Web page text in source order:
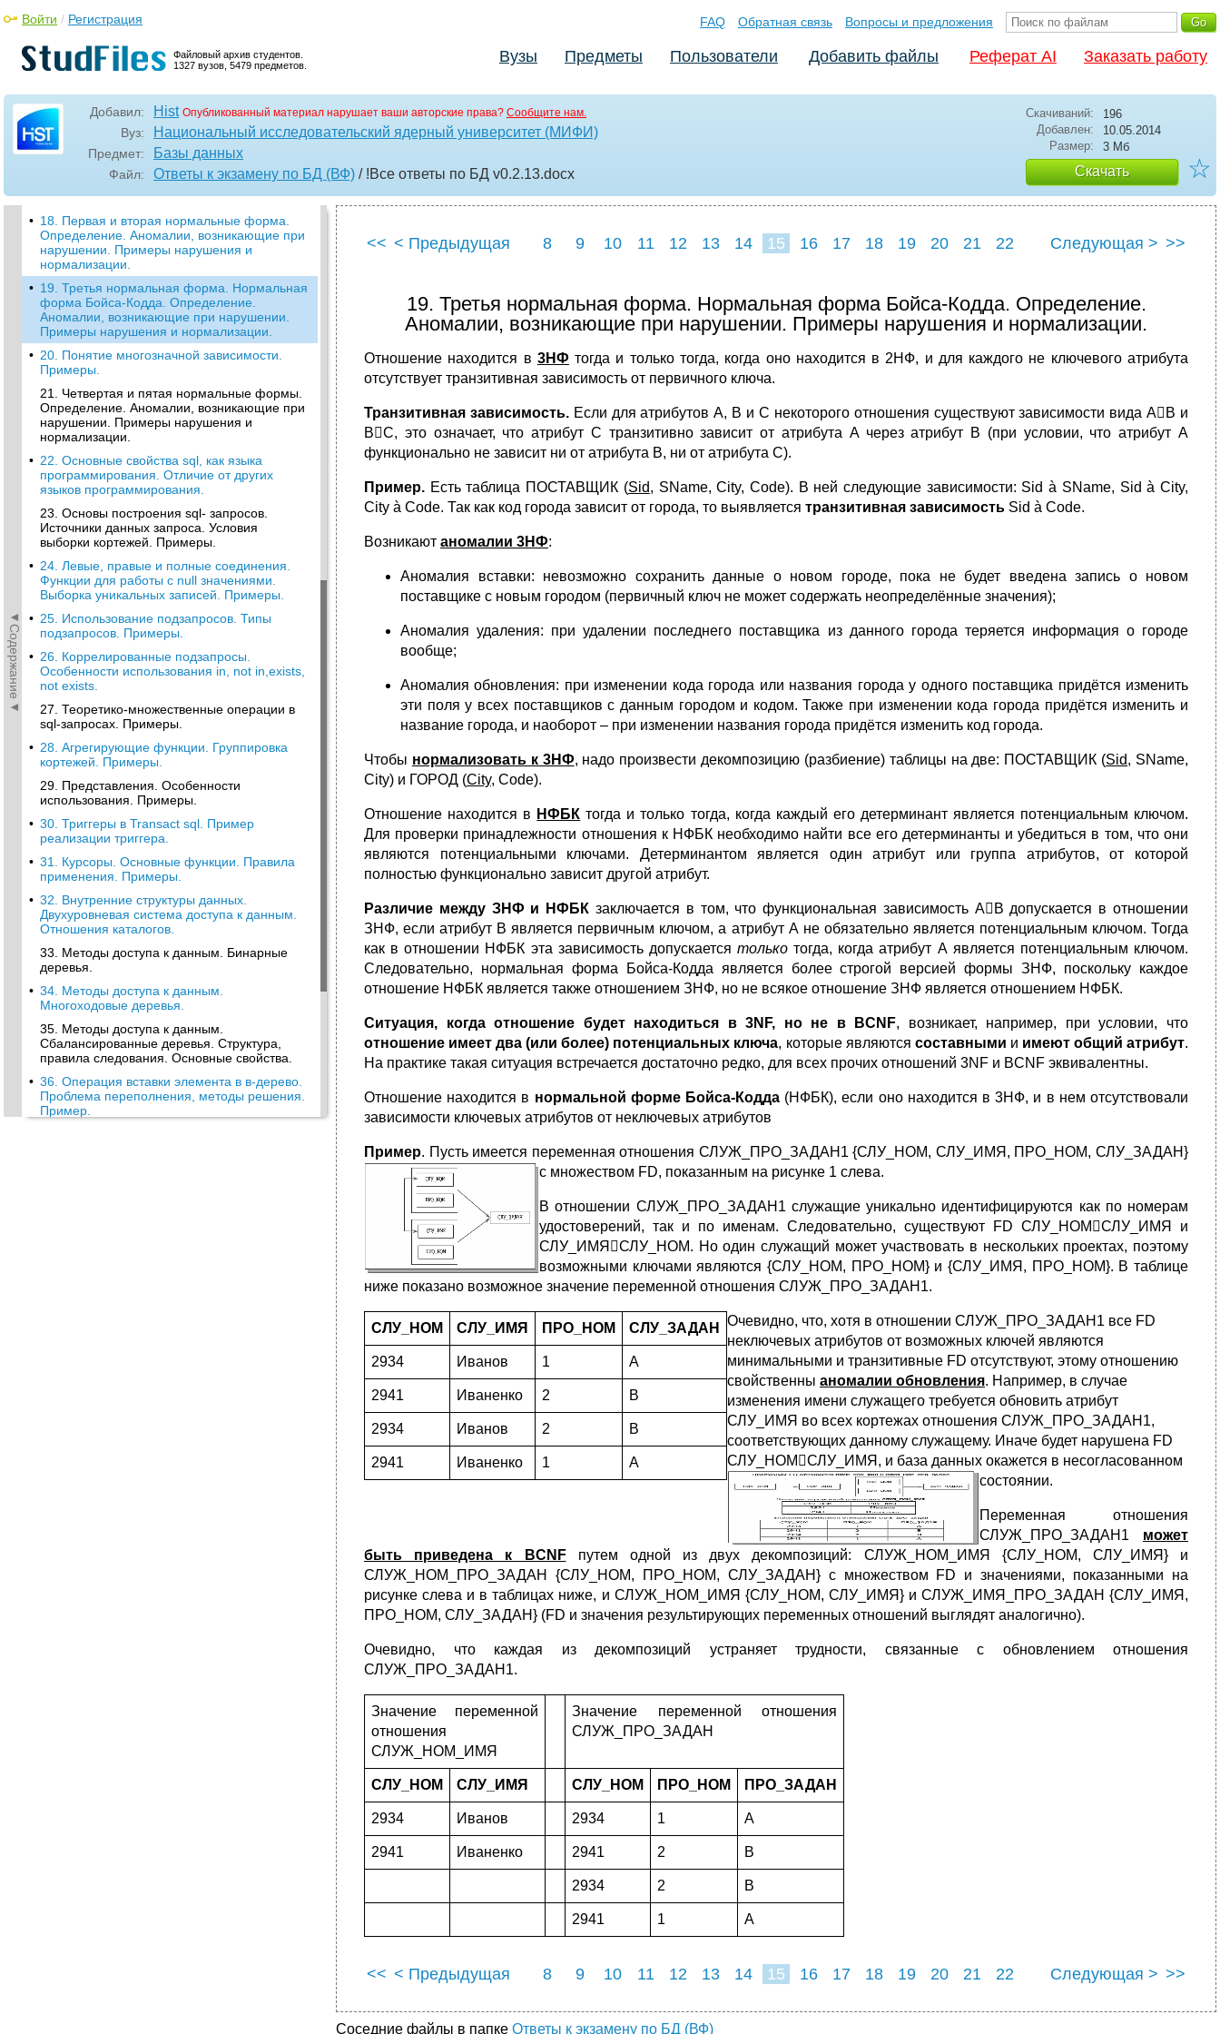
Файловый архив студентов.
1327 вузов, 5479 предметов.
Войти / Регистрация FAQ Обратная связь Вопросы и предложения
Вузы Предметы Пользователи Добавить файлы Реферат AI Заказать работу
Добавил: Hist Опубликованный материал нарушает ваши авторские права? Сообщите нам.
Вуз: Национальный исследовательский ядерный университет (МИФИ)
Предмет: Базы данных
Файл: Ответы к экзамену по БД (ВФ) / !Все ответы по БД v0.2.13.docx
Скачиваний:
196
Добавлен:
10.05.2014
Размер:
3 Мб
Скачать ☆
◄Содержание◄
реляционной модели данных.
• 15. Проектирование реляционных баз
данных. Цели проектирования, основные
16. Проектирование реляционных баз
данных. Проблемы обновления, удаления,
добавления данных. Типы ограничений
целостности.
17. Функциональная зависимость.
Нормализация отношений. Концепция
нормальных форм.
• 18. Первая и вторая нормальные форма.
Определение. Аномалии, возникающие при
нарушении. Примеры нарушения и
нормализации.
• 19. Третья нормальная форма. Нормальная
форма Бойса-Кодда. Определение.
Аномалии, возникающие при нарушении.
Примеры нарушения и нормализации.
• 20. Понятие многозначной зависимости.
Примеры.
21. Четвертая и пятая нормальные формы.
Определение. Аномалии, возникающие при
нарушении. Примеры нарушения и
нормализации.
• 22. Основные свойства sql, как языка
программирования. Отличие от других
языков программирования.
23. Основы построения sql- запросов.
Источники данных запроса. Условия
выборки кортежей. Примеры.
• 24. Левые, правые и полные соединения.
Функции для работы с null значениями.
Выборка уникальных записей. Примеры.
• 25. Использование подзапросов. Типы
подзапросов. Примеры.
• 26. Коррелированные подзапросы.
Особенности использования in, not in,exists,
not exists.
27. Теоретико-множественные операции в
sql-запросах. Примеры.
• 28. Агрегирующие функции. Группировка
кортежей. Примеры.
29. Представления. Особенности
использования. Примеры.
• 30. Триггеры в Transact sql. Пример
реализации триггера.
• 31. Курсоры. Основные функции. Правила
применения. Примеры.
• 32. Внутренние структуры данных.
Двухуровневая система доступа к данным.
Отношения каталогов.
33. Методы доступа к данным. Бинарные
деревья.
• 34. Методы доступа к данным.
Многоходовые деревья.
35. Методы доступа к данным.
Сбалансированные деревья. Структура,
правила следования. Основные свойства.
• 36. Операция вставки элемента в в-дерево.
Проблема переполнения, методы решения.
Пример.
<< < Предыдущая 8 9 10 11 12 13 14 15 16 17 18 19 20 21
22
Следующая > >>
19. Третья нормальная форма. Нормальная форма Бойса-Кодда. Определение.
Аномалии, возникающие при нарушении. Примеры нарушения и нормализации.
Отношение находится в 3НФ тогда и только тогда, когда оно находится в 2НФ, и для каждого не ключевого атрибута
отсутствует транзитивная зависимость от первичного ключа.
Транзитивная зависимость. Если для атрибутов A, B и C некоторого отношения существуют зависимости вида AB и
BC, это означает, что атрибут C транзитивно зависит от атрибута A через атрибут B (при условии, что атрибут А
функционально не зависит ни от атрибута B, ни от атрибута C).
Пример. Есть таблица ПОСТАВЩИК (Sid, SName, City, Code). В ней следующие зависимости: Sid à SName, Sid à City,
City à Code. Так как код города зависит от города, то выявляется транзитивная зависимость Sid à Code.
Возникают аномалии 3НФ:
Аномалия вставки: невозможно сохранить данные о новом городе, пока не будет введена запись о новом
поставщике с новым городом (первичный ключ не может содержать неопределённые значения);
Аномалия удаления: при удалении последнего поставщика из данного города теряется информация о городе
вообще;
Аномалия обновления: при изменении кода города или названия города у одного поставщика придётся изменить
эти поля у всех поставщиков с данным городом и кодом. Также при изменении кода города придётся изменить и
название города, и наоборот – при изменении названия города придётся изменить код города.
Чтобы нормализовать к 3НФ, надо произвести декомпозицию (разбиение) таблицы на две: ПОСТАВЩИК (Sid, SName,
City) и ГОРОД (City, Code).
Отношение находится в НФБК тогда и только тогда, когда каждый его детерминант является потенциальным ключом.
Для проверки принадлежности отношения к НФБК необходимо найти все его детерминанты и убедиться в том, что они
являются потенциальными ключами. Детерминантом является один атрибут или группа атрибутов, от которой
полностью функционально зависит другой атрибут.
Различие между ЗНФ и НФБК заключается в том, что функциональная зависимость АВ допускается в отношении
ЗНФ, если атрибут В является первичным ключом, а атрибут А не обязательно является потенциальным ключом. Тогда
как в отношении НФБК эта зависимость допускается толькотогда, когда атрибут А является потенциальным ключом.
Следовательно, нормальная форма Бойса-Кодда является более строгой версией формы ЗНФ, поскольку каждое
отношение НФБК является также отношением ЗНФ, но не всякое отношение ЗНФ является отношением НФБК.
Ситуация, когда отношение будет находиться в 3NF, но не в BCNF, возникает, например, при условии, что
отношение имеет два (или более) потенциальных ключа, которые являются составными и имеют общий атрибут.
На практике такая ситуация встречается достаточно редко, для всех прочих отношений 3NF и BCNF эквивалентны.
Отношение находится в нормальной форме Бойса-Кодда (НФБК), если оно находится в 3НФ, и в нем отсутствовали
зависимости ключевых атрибутов от неключевых атрибутов
Пример. Пусть имеется переменная отношения СЛУЖ_ПРО_ЗАДАН1 {СЛУ_НОМ, СЛУ_ИМЯ, ПРО_НОМ, СЛУ_ЗАДАН}
с множеством FD, показанным на рисунке 1 слева.
В отношении СЛУЖ_ПРО_ЗАДАН1 служащие уникально идентифицируются как по номерам
удостоверений, так и по именам. Следовательно, существуют FD СЛУ_НОМСЛУ_ИМЯ и
СЛУ_ИМЯСЛУ_НОМ. Но один служащий может участвовать в нескольких проектах, поэтому
возможными ключами являются {СЛУ_НОМ, ПРО_НОМ} и {СЛУ_ИМЯ, ПРО_НОМ}. В таблице
ниже показано возможное значение переменной отношения СЛУЖ_ПРО_ЗАДАН1.
СЛУ_НОМ СЛУ_ИМЯ ПРО_НОМ СЛУ_ЗАДАН
2934 Иванов 1 A
2941 Иваненко 2 B
2934 Иванов 2 B
2941 Иваненко 1 A
Очевидно, что, хотя в отношении СЛУЖ_ПРО_ЗАДАН1 все FD
неключевых атрибутов от возможных ключей являются
минимальными и транзитивные FD отсутствуют, этому отношению
свойственны аномалии обновления. Например, в случае
изменения имени служащего требуется обновить атрибут
СЛУ_ИМЯ во всех кортежах отношения СЛУЖ_ПРО_ЗАДАН1,
соответствующих данному служащему. Иначе будет нарушена FD
СЛУ_НОМСЛУ_ИМЯ, и база данных окажется в несогласованном
состоянии.
Переменная отношения
СЛУЖ_ПРО_ЗАДАН1 может
быть приведена к BCNFпутем одной из двух декомпозиций: СЛУЖ_НОМ_ИМЯ {СЛУ_НОМ, СЛУ_ИМЯ} и
СЛУЖ_НОМ_ПРО_ЗАДАН {СЛУ_НОМ, ПРО_НОМ, СЛУ_ЗАДАН} с множеством FD и значениями, показанными на
рисунке слева и в таблицах ниже, и СЛУЖ_НОМ_ИМЯ {СЛУ_НОМ, СЛУ_ИМЯ} и СЛУЖ_ИМЯ_ПРО_ЗАДАН {СЛУ_ИМЯ,
ПРО_НОМ, СЛУ_ЗАДАН} (FD и значения результирующих переменных отношений выглядят аналогично).
Очевидно, что каждая из декомпозиций устраняет трудности, связанные с обновлением отношения
СЛУЖ_ПРО_ЗАДАН1.
Значение переменной
отношения
СЛУЖ_НОМ_ИМЯ
Значение переменной отношения
СЛУЖ_ПРО_ЗАДАН
СЛУ_НОМ СЛУ_ИМЯ СЛУ_НОМ ПРО_НОМ ПРО_ЗАДАН
2934 Иванов 2934 1 A
2941 Иваненко 2941 2 B
2934 2 B
2941 1 A
<< < Предыдущая 8 9 10 11 12 13 14 15 16 17 18 19 20 21
22
Следующая > >>
Соседние файлы в папке Ответы к экзамену по БД (ВФ)